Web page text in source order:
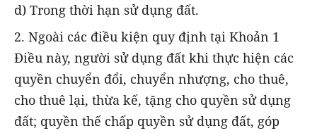
d) Trong thời hạn sử dụng đất.
2. Ngoài các điều kiện quy định tại Khoản 1
Điều này, người sử dụng đất khi thực hiện các
quyền chuyển đổi, chuyển nhượng, cho thuê,
cho thuê lại, thừa kế, tặng cho quyền sử dụng
đất; quyền thế chấp quyền sử dụng đất, góp